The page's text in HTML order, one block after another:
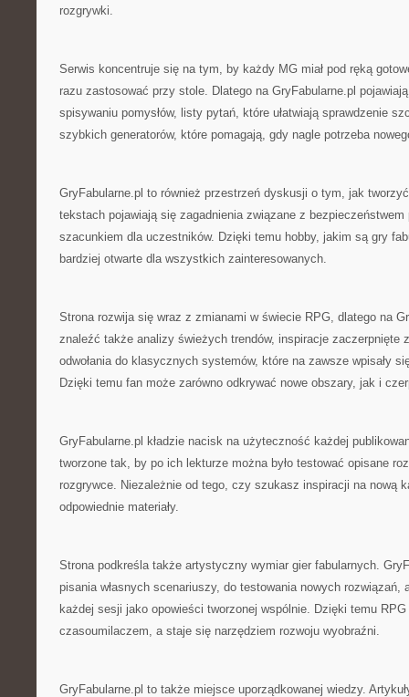
rozgrywki.
Serwis koncentruje się na tym, by każdy MG miał pod ręką
razu zastosować przy stole. Dlatego na GryFabularne.pl
spisywaniu pomysłów, listy pytań, które ułatwiają sprawdzenie
szybkich generatorów, które pomagają, gdy nagle potrzeba
GryFabularne.pl to również przestrzeń dyskusji o tym, jak
tekstach pojawiają się zagadnienia związane z
szacunkiem dla uczestników. Dzięki temu hobby, jakim są gry
bardziej otwarte dla wszystkich zainteresowanych.
Strona rozwija się wraz z zmianami w świecie RPG, dlatego na
znaleźć także analizy świeżych trendów, inspiracje zaczerpnięte
odwołania do klasycznych systemów, które na zawsze wpisały
Dzięki temu fan może zarówno odkrywać nowe obszary, jak i
GryFabularne.pl kładzie nacisk na użyteczność każdej
tworzone tak, by po ich lekturze można było testować opisane
rozgrywce. Niezależnie od tego, czy szukasz inspiracji na nową
odpowiednie materiały.
Strona podkreśla także artystyczny wymiar gier fabularnych.
pisania własnych scenariuszy, do testowania nowych rozwiązań,
każdej sesji jako opowieści tworzonej wspólnie. Dzięki temu
czasoumilaczem, a staje się narzędziem rozwoju wyobraźni.
GryFabularne.pl to także miejsce uporządkowanej wiedzy.